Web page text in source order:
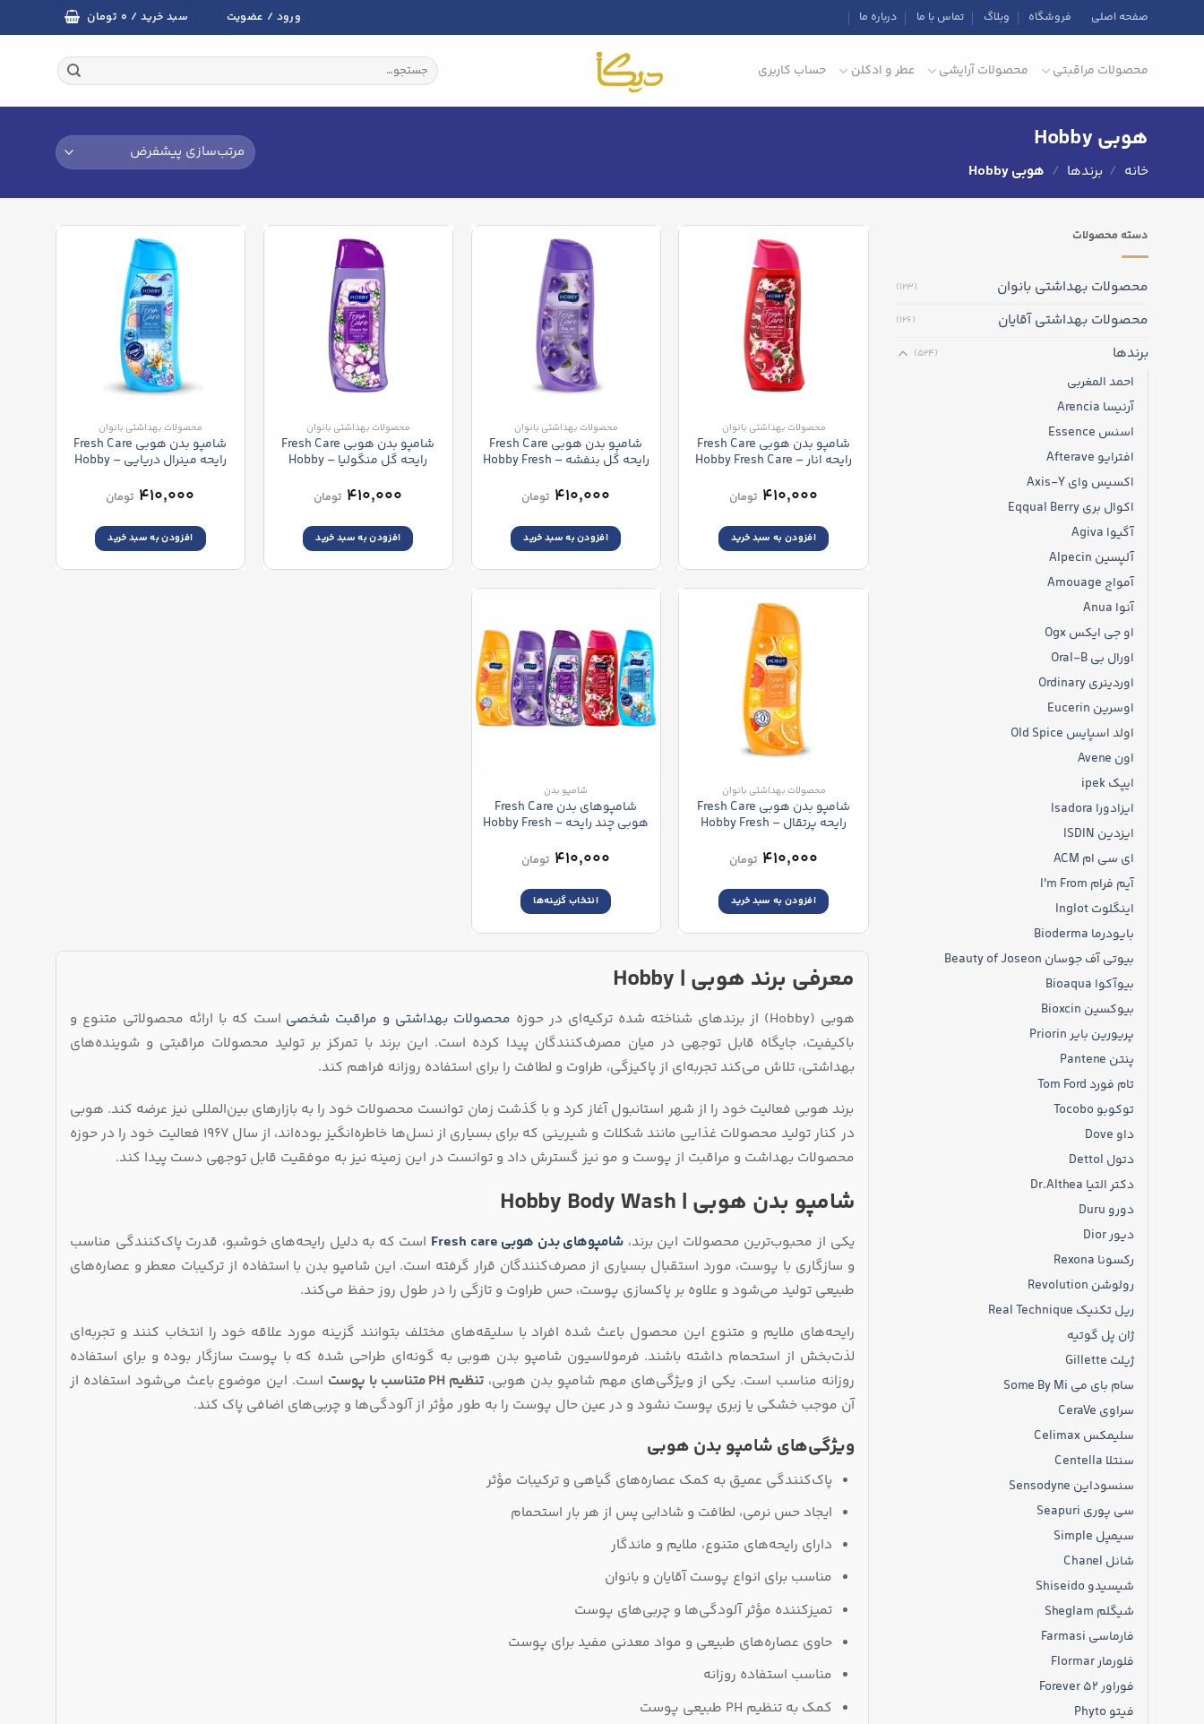
to
صفحه اصلی فروشگاه وبلاگ تماس با ما درباره ما ورود / عضویت سبد خرید / ۰ تومان
محصولات مراقبتی محصولات آرایشی عطر و ادکلن حساب کاربری
جستجو
برای:
هوبی Hobby
خانه / برندها / هوبی Hobby
دسته‌ محصولات
محصولات بهداشتی بانوان (123)
محصولات بهداشتی آقایان (126)
برندها (524)
احمد المغربی
آرنیسا Arencia
اسنس Essence
افترایو Afterave
اکسیس وای Axis-Y
اکوال بری Eqqual Berry
آگیوا Agiva
آلپسین Alpecin
آمواج Amouage
آنوا Anua
او جی ایکس Ogx
اورال بی Oral-B
اوردینری Ordinary
اوسرین Eucerin
اولد اسپایس Old Spice
اون Avene
ایپک ipek
ایزادورا Isadora
ایزدین ISDIN
ای سی ام ACM
آیم فرام I'm From
اینگلوت Inglot
بایودرما Bioderma
بیوتی آف جوسان Beauty of Joseon
بیوآکوا Bioaqua
بیوکسین Bioxcin
پریورین بایر Priorin
پنتن Pantene
تام فورد Tom Ford
توکوبو Tocobo
داو Dove
دتول Dettol
دکتر التیا Dr.Althea
دورو Duru
دیور Dior
رکسونا Rexona
رولوشن Revolution
ریل تکنیک Real Technique
ژان پل گوتیه
ژیلت Gillette
سام بای می Some By Mi
سراوی CeraVe
سلیمکس Celimax
سنتلا Centella
سنسوداین Sensodyne
سی پوری Seapuri
سیمپل Simple
شانل Chanel
شیسیدو Shiseido
شیگلم Sheglam
فارماسی Farmasi
فلورمار Flormar
فوراور Forever 52
فیتو Phyto
محصولات بهداشتی بانوان
شامپو بدن هوبی Fresh Care
رایحه انار – Hobby Fresh Care
۴۱۰,۰۰۰ تومان
افزودن به سبد خرید
محصولات بهداشتی بانوان
شامپو بدن هوبی Fresh Care
رایحه گل بنفشه – Hobby Fresh
Wash
۴۱۰,۰۰۰ تومان
افزودن به سبد خرید
محصولات بهداشتی بانوان
شامپو بدن هوبی Fresh Care
رایحه گل منگولیا – Hobby
Body Wash
۴۱۰,۰۰۰ تومان
افزودن به سبد خرید
محصولات بهداشتی بانوان
شامپو بدن هوبی Fresh Care
رایحه مینرال دریایی – Hobby
Minerals Body Wash
۴۱۰,۰۰۰ تومان
افزودن به سبد خرید
محصولات بهداشتی بانوان
شامپو بدن هوبی Fresh Care
رایحه پرتقال – Hobby Fresh
Wash
۴۱۰,۰۰۰ تومان
افزودن به سبد خرید
شامپو بدن
شامپوهای بدن Fresh Care
هوبی چند رایحه – Hobby Fresh
۴۱۰,۰۰۰ تومان
انتخاب گزینه‌ها
می
باشد.
گزینه
ها
ممکن
است
در
صفحه
انتخاب
شوند
معرفی برند هوبی | Hobby
هوبی (Hobby) از برندهای شناخته‌ شده ترکیه‌ای در حوزه محصولات بهداشتی و مراقبت شخصی است که با ارائه محصولاتی متنوع و
باکیفیت، جایگاه قابل توجهی در میان مصرف‌کنندگان پیدا کرده است. این برند با تمرکز بر تولید محصولات مراقبتی و شوینده‌های
بهداشتی، تلاش می‌کند تجربه‌ای از پاکیزگی، طراوت و لطافت را برای استفاده روزانه فراهم کند.
برند هوبی فعالیت خود را از شهر استانبول آغاز کرد و با گذشت زمان توانست محصولات خود را به بازارهای بین‌المللی نیز عرضه کند. هوبی
در کنار تولید محصولات غذایی مانند شکلات و شیرینی که برای بسیاری از نسل‌ها خاطره‌انگیز بوده‌اند، از سال 1967 فعالیت خود را در حوزه
محصولات بهداشت و مراقبت از پوست و مو نیز گسترش داد و توانست در این زمینه نیز به موفقیت قابل توجهی دست پیدا کند.
شامپو بدن هوبی | Hobby Body Wash
یکی از محبوب‌ترین محصولات این برند، شامپوهای بدن هوبی Fresh care
است که به دلیل رایحه‌های خوشبو، قدرت پاک‌کنندگی مناسب
و سازگاری با پوست، مورد استقبال بسیاری از مصرف‌کنندگان قرار گرفته است. این شامپو بدن با استفاده از ترکیبات معطر و عصاره‌های
طبیعی تولید می‌شود و علاوه بر پاکسازی پوست، حس طراوت و تازگی را در طول روز حفظ می‌کند.
رایحه‌های ملایم و متنوع این محصول باعث شده افراد با سلیقه‌های مختلف بتوانند گزینه مورد علاقه خود را انتخاب کنند و تجربه‌ای
لذت‌بخش از استحمام داشته باشند. فرمولاسیون شامپو بدن هوبی به گونه‌ای طراحی شده که با پوست سازگار بوده و برای استفاده
روزانه مناسب است. یکی از ویژگی‌های مهم شامپو بدن هوبی، تنظیم PH متناسب با پوست
است. این موضوع باعث می‌شود استفاده از
آن موجب خشکی یا زبری پوست نشود و در عین حال پوست را به طور مؤثر از آلودگی‌ها و چربی‌های اضافی پاک کند.
ویژگی‌های شامپو بدن هوبی
پاک‌کنندگی عمیق به کمک عصاره‌های گیاهی و ترکیبات مؤثر
ایجاد حس نرمی، لطافت و شادابی پس از هر بار استحمام
دارای رایحه‌های متنوع، ملایم و ماندگار
مناسب برای انواع پوست آقایان و بانوان
تمیزکننده مؤثر آلودگی‌ها و چربی‌های پوست
حاوی عصاره‌های طبیعی و مواد معدنی مفید برای پوست
مناسب استفاده روزانه
کمک به تنظیم PH طبیعی پوست